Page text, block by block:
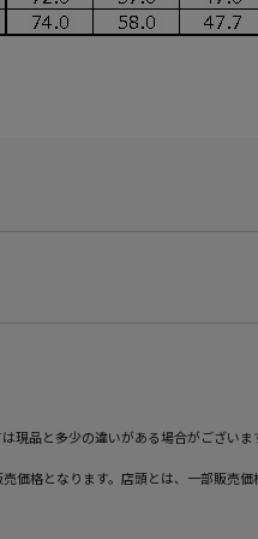
現品と多少の違いがある場合がござい
価格となります。店頭とは、一部販売